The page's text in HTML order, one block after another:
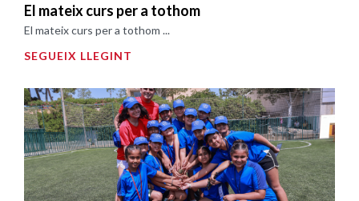
El mateix curs per a tothom
El mateix curs per a tothom ...
SEGUEIX LLEGINT